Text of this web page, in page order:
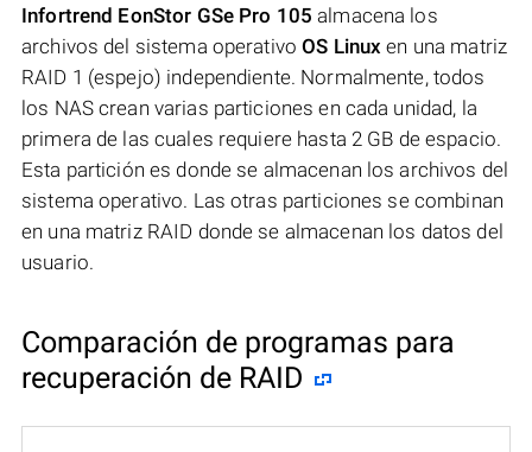
Infortrend EonStor GSe Pro 105 almacena los
archivos del sistema operativoOS Linux en una matriz
RAID 1 (espejo) independiente. Normalmente, todos
los NAS crean varias particiones en cada unidad, la
primera de las cuales requiere hasta 2 GB de espacio.
Esta partición es donde se almacenan los archivos del
sistema operativo. Las otras particiones se combinan
en una matriz RAID donde se almacenan los datos del
usuario.
Comparación de programas para
recuperación de RAID